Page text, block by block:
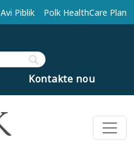
Avi Piblik Polk HealthCare Plan
Kontakte nou